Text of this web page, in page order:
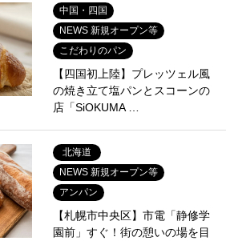
中国・四国
NEWS 新規オープン等
こだわりのパン
【四国初上陸】プレッツェル風
の焼き立て塩パンとスコーンの
店「SiOKUMA …
北海道
NEWS 新規オープン等
アンパン
【札幌市中央区】市電「静修学
園前」すぐ！街の憩いの場を目